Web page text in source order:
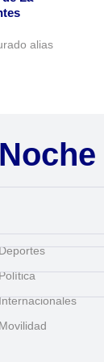
alias
Movilidad